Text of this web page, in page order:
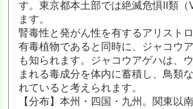
す。東京都本土部では絶滅危惧II類
ます。
腎毒性と発がん性を有するアリスト
有毒植物であると同時に、ジャコウ
も知られます。ジャコウアゲハは、
まれる毒成分を体内に蓄積し、鳥類
れていると考えられます。
【分布】本州・四国・九州。関東以